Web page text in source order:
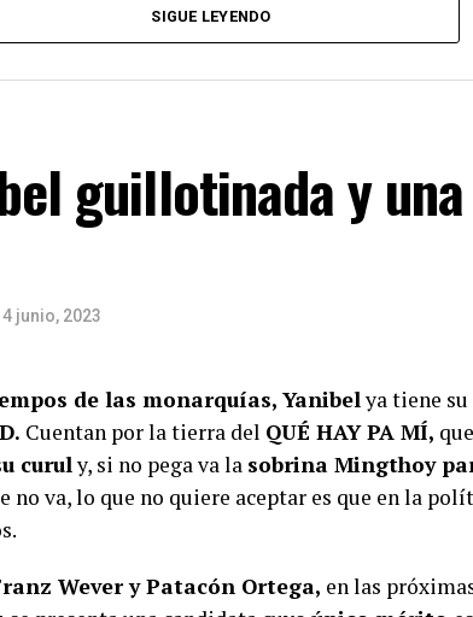
salen del gobierno,dicen tener la
¿Te gusta lo que lees?
periodismo valiente y suscríbete a Foco Panamá.
SIGUE LEYENDO
guillotinada y
junio, 2023
de las monarquías, Yanibelya tiene su
Cuentan por la tierra del QUÉ HAY PA MÍ,
curuly, si no pega va la sobrina Mingthoy
no va, lo que no quiere aceptar es que en la
Wever y Patacón Ortega, en las